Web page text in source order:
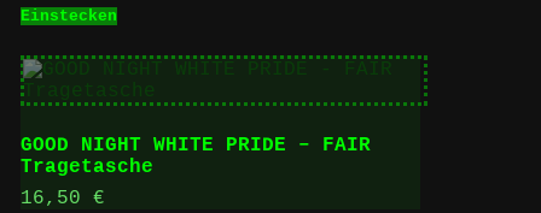
Einstecken
GOOD NIGHT WHITE PRIDE – FAIR
Tragetasche
16,50 €